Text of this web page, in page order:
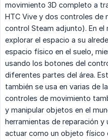
movimiento 3D completo a
HTC Vive y dos controles de
control Steam adjunto). En
explorar el espacio a su
espacio físico en el suelo,
usando los botones del
diferentes partes del área.
también se usa en varias de
controles de movimiento
y manipular objetos en el
herramientas de reparación y
actuar como un objeto físico